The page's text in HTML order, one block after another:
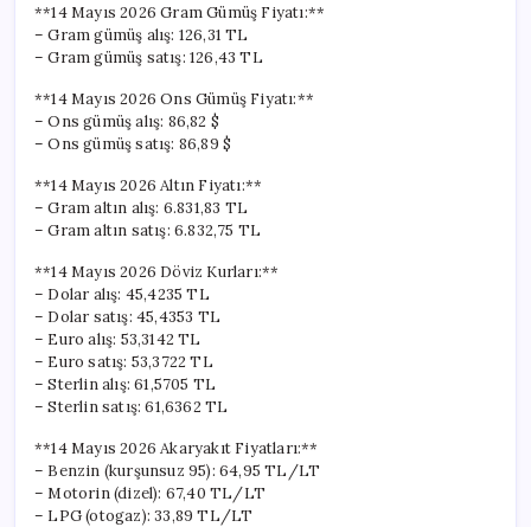
**14 Mayıs 2026 Gram Gümüş Fiyatı:**
– Gram gümüş alış: 126,31 TL
– Gram gümüş satış: 126,43 TL
**14 Mayıs 2026 Ons Gümüş Fiyatı:**
– Ons gümüş alış: 86,82 $
– Ons gümüş satış: 86,89 $
**14 Mayıs 2026 Altın Fiyatı:**
– Gram altın alış: 6.831,83 TL
– Gram altın satış: 6.832,75 TL
**14 Mayıs 2026 Döviz Kurları:**
– Dolar alış: 45,4235 TL
– Dolar satış: 45,4353 TL
– Euro alış: 53,3142 TL
– Euro satış: 53,3722 TL
– Sterlin alış: 61,5705 TL
– Sterlin satış: 61,6362 TL
**14 Mayıs 2026 Akaryakıt Fiyatları:**
– Benzin (kurşunsuz 95): 64,95 TL/LT
– Motorin (dizel): 67,40 TL/LT
– LPG (otogaz): 33,89 TL/LT